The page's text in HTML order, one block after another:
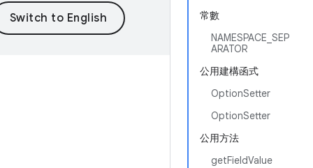
常數
NAMESPACE_SEP
ARATOR
公用建構函式
OptionSetter
OptionSetter
公用方法
getFieldValue